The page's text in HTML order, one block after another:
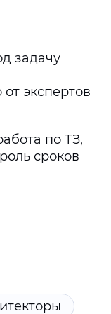
задачу
экспертов
по ТЗ,
сроков